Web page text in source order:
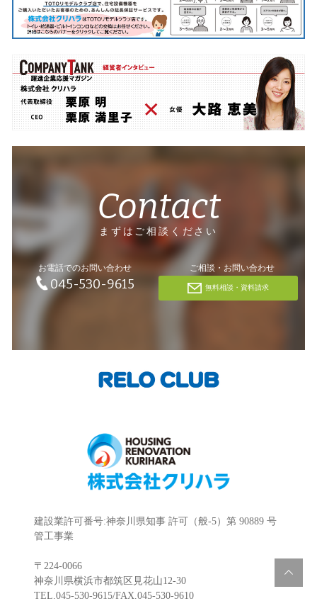
Contact
まずはご相談ください
お電話でのお問い合わせ
045-530-9615
ご相談・お問い合わせ
無料相談・資料請求
建設業許可番号:神奈川県知事 許可（般-5）第 90889 号
管工事業
〒224-0066
神奈川県横浜市都筑区見花山12-30
TEL.045-530-9615/FAX.045-530-9610